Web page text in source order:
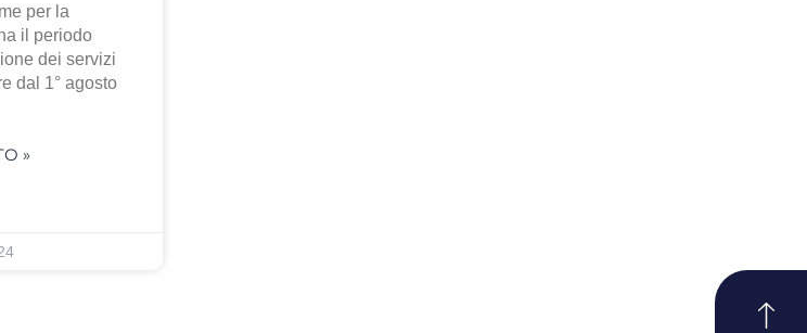
per la
il periodo
dei servizi
dal 1° agosto
»